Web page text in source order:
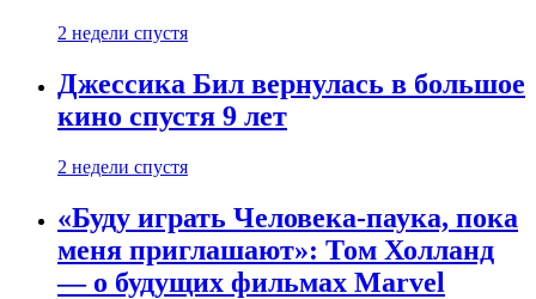
2 недели спустя
Джессика Бил вернулась в большое
кино спустя 9 лет
2 недели спустя
«Буду играть Человека-паука, пока
меня приглашают»: Том Холланд
— о будущих фильмах Marvel